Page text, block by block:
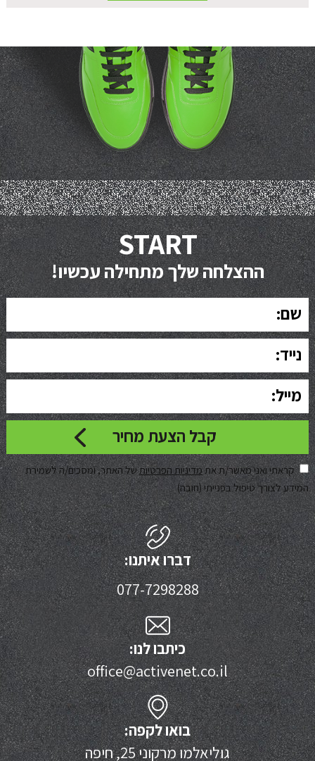
START
ההצלחה שלך מתחילה עכשיו!
קראתי ואני מאשר/ת אתמדיניות הפרטיותשל האתר, ומסכים/ה לשמירת
המידע לצורך טיפול בפנייתי (חובה)
דברו איתנו:
077-7298288
כיתבו לנו:
office@activenet.co.il
בואו לקפה:
גוליאלמו מרקוני 25, חיפה